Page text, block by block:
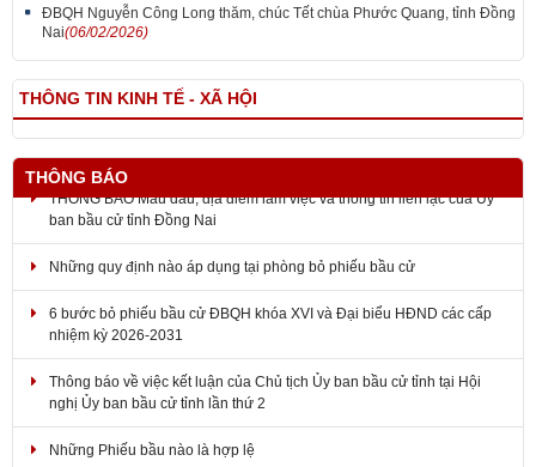
ĐBQH Nguyễn Công Long thăm, chúc Tết chùa Phước Quang, tỉnh Đồng
Nai(06/02/2026)
THÔNG TIN KINH TẾ - XÃ HỘI
THÔNG BÁO
THÔNG BÁO Mẫu dấu, địa điểm làm việc và thông tin liên lạc của Ủy
ban bầu cử tỉnh Đồng Nai
Những quy định nào áp dụng tại phòng bỏ phiếu bầu cử
6 bước bỏ phiếu bầu cử ĐBQH khóa XVI và Đại biểu HĐND các cấp
nhiệm kỳ 2026-2031
Thông báo về việc kết luận của Chủ tịch Ủy ban bầu cử tỉnh tại Hội
nghị Ủy ban bầu cử tỉnh lần thứ 2
Những Phiếu bầu nào là hợp lệ